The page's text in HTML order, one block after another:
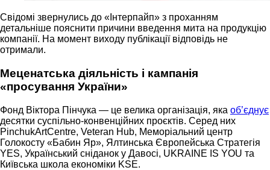
Свідомі звернулись до «Інтерпайп» з проханням
детальніше пояснити причини введення мита на продукцію
компанії. На момент виходу публікації відповідь не
отримали.
Меценатська діяльність і кампанія
«просування України»
Фонд Віктора Пінчука — це велика організація, яка об’єднує
десятки суспільно-конвенційних проєктів. Серед них
PinchukArtCentre, Veteran Hub, Меморіальний центр
Голокосту «Бабин Яр», Ялтинська Європейська Стратегія
YES, Український сніданок у Давосі, UKRAINE IS YOU та
Київська школа економіки KSE.